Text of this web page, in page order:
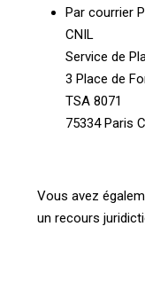
Par courrier
CNIL
Service de
3 Place de
TSA 8071
75334 Paris
Vous avez
un recours